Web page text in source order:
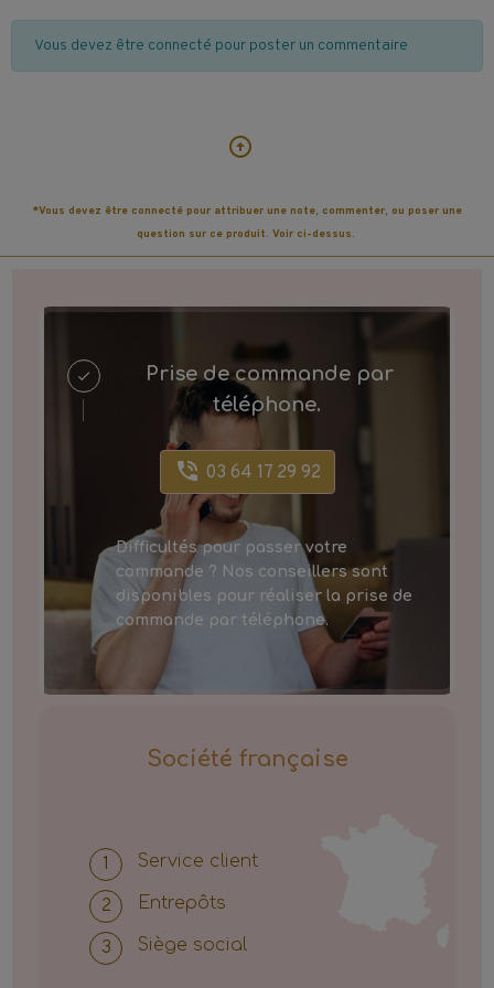
Vous devez être connecté pour poster un commentaire
*Vous devez être connecté pour attribuer une note, commenter, ou poser une
question sur ce produit. Voir ci-dessus.
Prise de commande par
téléphone.
03 64 17 29 92
Difficultés pour passer votre
commande ? Nos conseillers sont
disponibles pour réaliser la prise de
commande par téléphone.
Société française
Service client
Entrepôts
Siège social